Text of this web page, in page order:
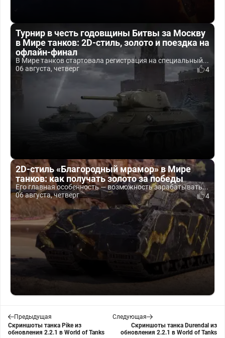
Турнир в честь годовщины Битвы за Москву
в Мире танков: 2D-стиль, золото и поездка на
офлайн-финал
В Мире танков стартовала регистрация на специальный...
06 августа, четверг
4
2D-стиль «Благородный мрамор» в Мире
танков: как получать золото за победы
Его главная особенность — возможность зарабатывать...
06 августа, четверг
4
Предыдущая
Скриншоты танка Pike из
обновления 2.2.1 в World of Tanks
Следующая
Скриншоты танка Durendal из
обновления 2.2.1 в World of Tanks